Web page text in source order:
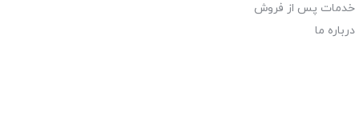
خدمات پس از فروش
درباره ما